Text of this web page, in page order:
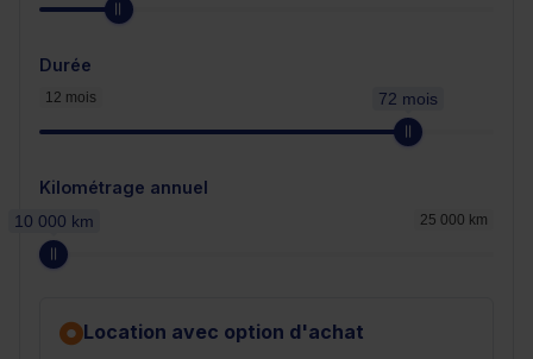
Durée
12 mois 72 mois
Kilométrage annuel
25 000 km
10 000 km
Location avec option d'achat